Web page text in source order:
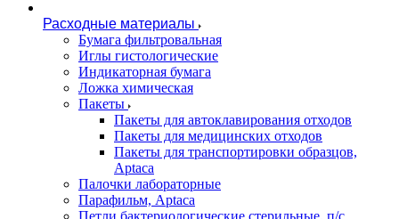
Расходные материалы
Бумага фильтровальная
Иглы гистологические
Индикаторная бумага
Ложка химическая
Пакеты
Пакеты для автоклавирования отходов
Пакеты для медицинских отходов
Пакеты для транспортировки образцов,
Aptaca
Палочки лабораторные
Парафильм, Aptaca
Петли бактериологические стерильные, п/с